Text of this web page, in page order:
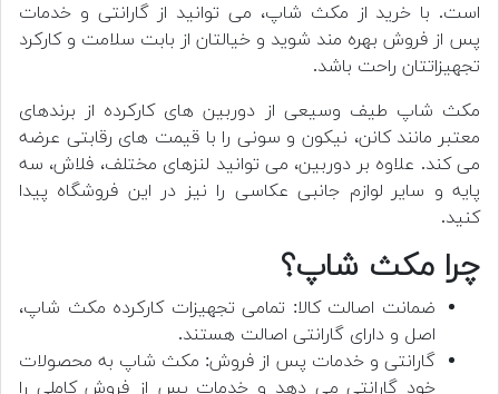
است. با خرید از مکث شاپ، می توانید از گارانتی و خدمات
پس از فروش بهره مند شوید و خیالتان از بابت سلامت و کارکرد
تجهیزاتتان راحت باشد.
مکث شاپ طیف وسیعی از دوربین های کارکرده از برندهای
معتبر مانند کانن، نیکون و سونی را با قیمت های رقابتی عرضه
می کند. علاوه بر دوربین، می توانید لنزهای مختلف، فلاش، سه
پایه و سایر لوازم جانبی عکاسی را نیز در این فروشگاه پیدا
کنید.
چرا مکث شاپ؟
ضمانت اصالت کالا: تمامی تجهیزات کارکرده مکث شاپ،
اصل و دارای گارانتی اصالت هستند.
گارانتی و خدمات پس از فروش: مکث شاپ به محصولات
خود گارانتی می دهد و خدمات پس از فروش کاملی را